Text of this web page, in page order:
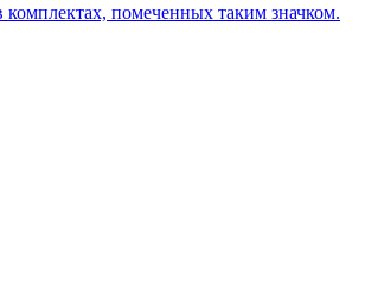
помеченных таким значком.